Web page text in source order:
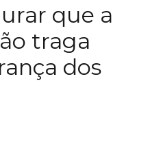
que a
traga
dos